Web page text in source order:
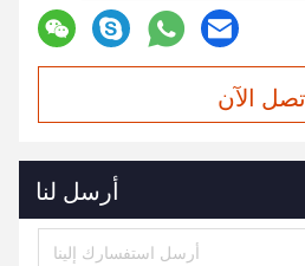
الآن
أرسل لنا